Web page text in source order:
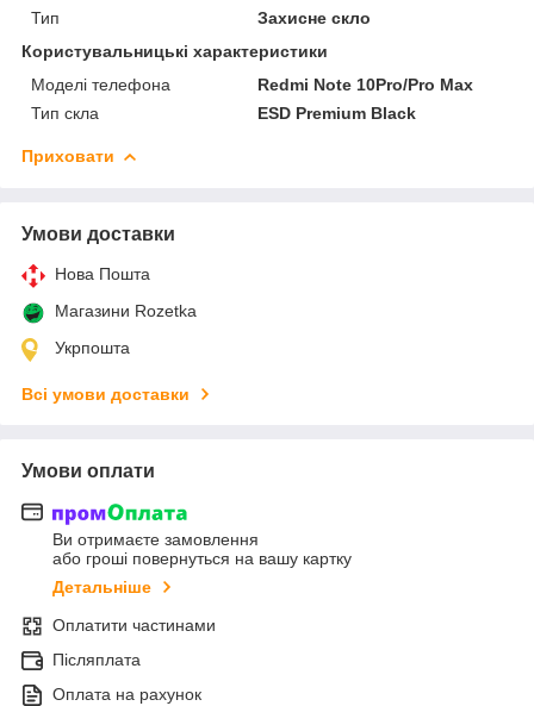
Тип
Захисне скло
Користувальницькі характеристики
Моделі телефона
Redmi Note 10Pro/Pro Max
Тип скла
ESD Premium Black
Приховати
Умови доставки
Нова Пошта
Магазини Rozetka
Укрпошта
Всі умови доставки
Умови оплати
Ви отримаєте замовлення
або гроші повернуться на вашу картку
Детальніше
Оплатити частинами
Післяплата
Оплата на рахунок